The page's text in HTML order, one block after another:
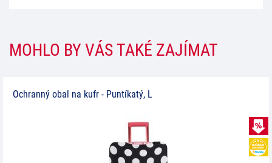
MOHLO BY VÁS TAKÉ ZAJÍMAT
Ochranný obal na kufr - Puntíkatý, L